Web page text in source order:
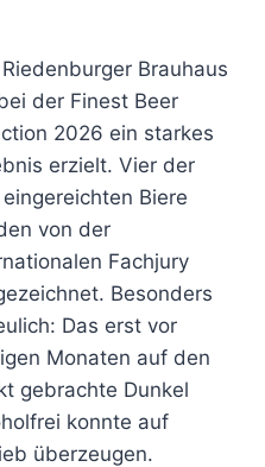
Brauhaus
der Finest Beer
2026 ein starkes
erzielt. Vier der
Biere
von der
Fachjury
Besonders
Das erst vor
Monaten auf den
gebrachte Dunkel
konnte auf
überzeugen.